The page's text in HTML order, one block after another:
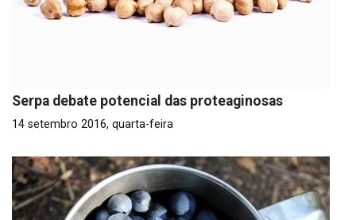
Serpa debate potencial das proteaginosas
14 setembro 2016, quarta-feira